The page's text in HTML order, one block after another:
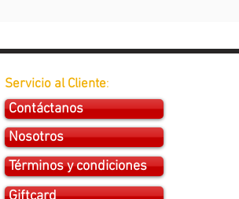
Servicio al Cliente:
Contáctanos
Nosotros
Términos y condiciones